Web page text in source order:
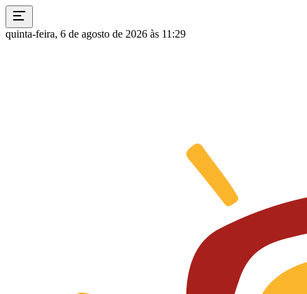
quinta-feira, 6 de agosto de 2026 às 11:29